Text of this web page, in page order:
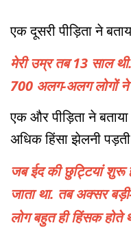
एक दूसरी पीड़िता ने
मेरी उम्र तब 13 साल
700 अलग-अलग लोगों ने
एक और पीड़िता ने बताया
अधिक हिंसा झेलनी पड़ती
जब ईद की छुट्टियां शुरू
जाता था. तब अक्सर बड़ी-
लोग बहुत ही हिंसक होते